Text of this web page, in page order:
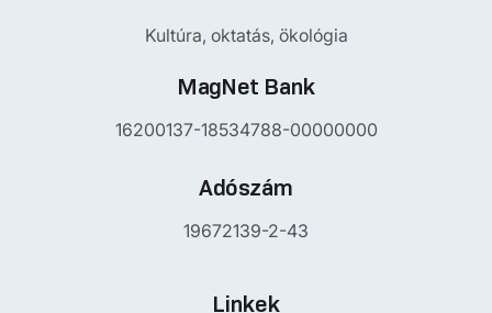
Kultúra, oktatás, ökológia
MagNet Bank
16200137-18534788-00000000
Adószám
19672139-2-43
Linkek